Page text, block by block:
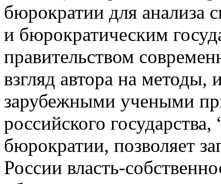
бюрократии для анализа
и бюрократическим
правительством
взгляд автора на
зарубежными учеными
российского государства,
бюрократии, позволяет
России власть-